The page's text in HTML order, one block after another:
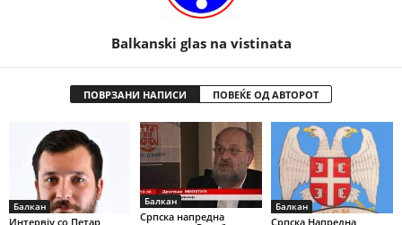
Balkanski glas na vistinata
ПОВРЗАНИ НАПИСИ ПОВЕЌЕ ОД АВТОРОТ
Балкан
Интервју со Петар
Балкан
Српска напредна
Балкан
Српска Напредна